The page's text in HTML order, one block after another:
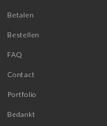
Betalen
Bestellen
FAQ
Contact
Portfolio
Bedankt